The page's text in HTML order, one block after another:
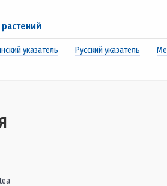
указатель Русский указатель